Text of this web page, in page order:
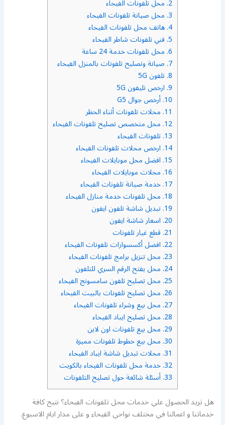
2. محل تلفونات الفيحاء
3. محل صيانة تلفونات الفيحاء
4. هاتف محل تلفونات الفيحاء
5. فني تلفونات شاطر الفيحاء
6. محل تلفونات خدمة 24 ساعة
7. صيانة وتصليح تلفونات بالمنزل الفيحاء
8. تلفون 5G
9. ارخص تليفون 5G
10. أرخص جوال G5
11. محلات تلفونات أثناء الحظر
12. محل متخصص تصليح تلفونات الفيحاء
13. تلفونات الفيحاء
14. ارخص محلات تلفونات الفيحاء
15. افضل محل موبايلات الفيحاء
16. محلات موبايلات الفيحاء
17. خدمة صيانة تلفونات الفيحاء
18. محل تلفونات خدمة منازل الفيحاء
19. تبديل شاشة تلفون ايفون
20. اسعار شاشة ايفون
21. قطع غيار تلفونات
22. افضل أكسسوارات تلفونات الفيحاء
23. محل تنزيل برامج تلفونات الفيحاء
24. محل يفتح الرقم السري للتلفون
25. محل تصليح تلفون سامسونج الفيحاء
26. محل تصليح تلفونات بالبيت الفيحاء
27. محل بيع وشراء تلفونات الفيحاء
28. محل تصليح ايباد الفيحاء
29. محل بيع تلفونات اون لاين
30. محل بيع خطوط تلفونات مميزة
31. محلات تبديل شاشة ايباد الفيحاء
32. خدمة محل تلفونات الفيحاء بالكويت
33. أسئلة شائعة حول تصليح التلفونات
هل تريد الحصول علي خدمات محل تلفونات الفيحاء؟ نتيح كافة
خدماتنا و اعمالنا في مختلف نواحي الفيحاء و على مدار ايام الاسبوع.